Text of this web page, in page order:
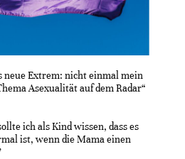
neue Extrem: nicht einmal mein
Asexualität auf dem Radar“
ich als Kind wissen, dass es
ist, wenn die Mama einen